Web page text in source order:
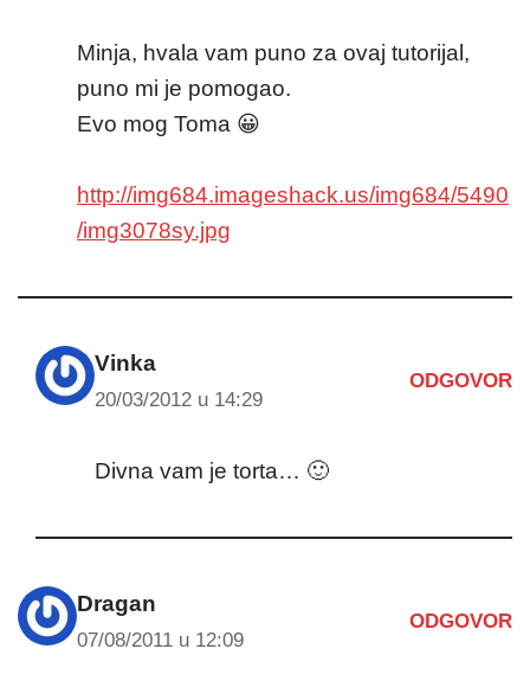
Minja, hvala vam puno za ovaj tutorijal,
puno mi je pomogao.
Evo mog Toma 😀
http://img684.imageshack.us/img684/5490
/img3078sy.jpg
Vinka
20/03/2012 u 14:29
ODGOVOR
Divna vam je torta… 🙂
Dragan
07/08/2011 u 12:09
ODGOVOR